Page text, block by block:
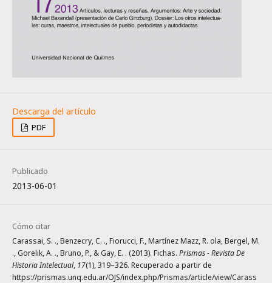
PDF
Publicado
2013-06-01
Cómo citar
Carassai, S. ., Benzecry, C. ., Fiorucci, F., Martínez Mazz, R. ola, Bergel, M.
., Gorelik, A. ., Bruno, P., & Gay, E. . (2013). Fichas. Prismas - Revista De
Historia Intelectual, 17(1), 319–326. Recuperado a partir de
https://prismas.unq.edu.ar/OJS/index.php/Prismas/article/view/Carass